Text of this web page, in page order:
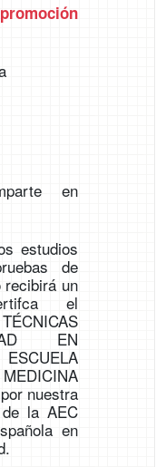
en
estudios
de
recibirá un
el
EN
nuestra
la AEC
en